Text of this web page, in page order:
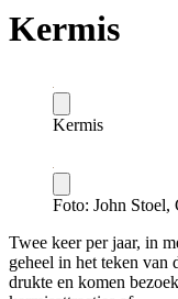
Kermis
Kermis
Foto: John Stoel,
Twee keer per jaar, in
geheel in het teken van
drukte en komen